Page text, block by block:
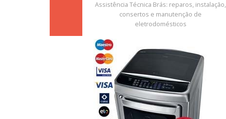
Assistência Técnica Brás: reparos, instalação,
consertos e manutenção de
eletrodomésticos